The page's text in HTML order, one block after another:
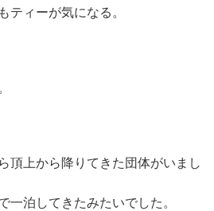
ティーが気になる。
頂上から降りてきた団体がいまし
一泊してきたみたいでした。